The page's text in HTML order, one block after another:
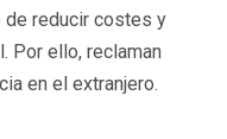
reducir costes y
Por ello, reclaman
en el extranjero.